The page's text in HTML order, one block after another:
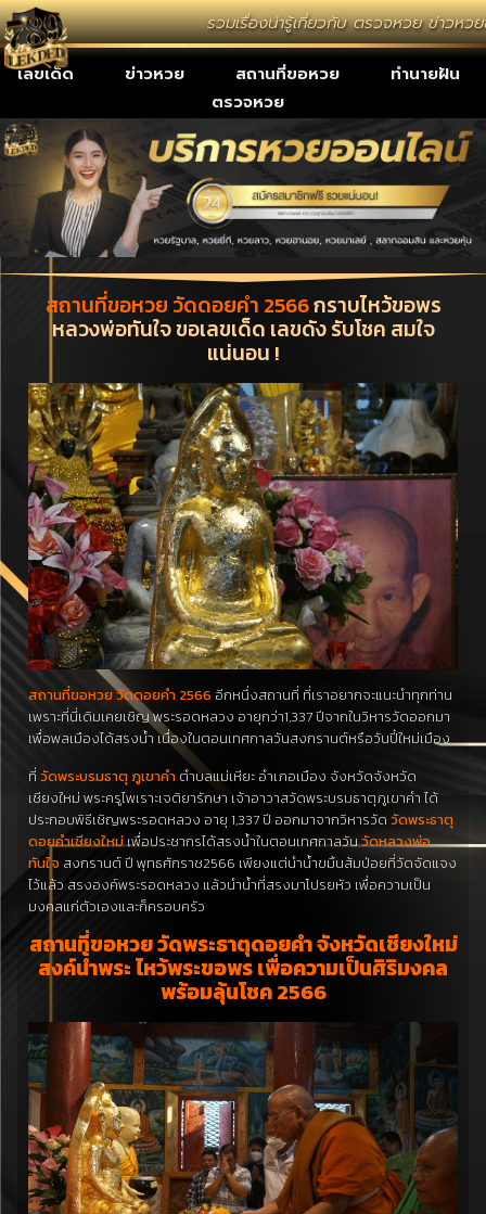
รวมเรื่องน่ารู้เกี่ยวกับ ตรวจหวย ข่าวหวย
เลขเด็ด ข่าวหวย สถานที่ขอหวย
ทำนายฝัน
ตรวจหวย
สถานที่ขอหวย วัดดอยคำ 2566กราบไหว้ขอพร
หลวงพ่อทันใจ ขอเลขเด็ด เลขดัง รับโชค สมใจ
แน่นอน !
สถานที่ขอหวย วัดดอยคำ 2566 อีกหนึ่งสถานที่ ที่เราอยากจะแนะนำทุกท่าน
เพราะที่นี่เดิมเคยเชิญ พระรอดหลวง อายุกว่า1,337 ปีจากในวิหารวัดออกมา
เพื่อพลเมืองได้สรงน้ำ เนื่องในตอนเทศกาลวันสงกรานต์หรือวันปี๋ใหม่เมือง
ที่ วัดพระบรมธาตุภูเขาคำ ตำบลแม่เหียะ อำเภอเมือง จังหวัดจังหวัด
เชียงใหม่ พระครูไพเราะเจติยารักษา เจ้าอาวาสวัดพระบรมธาตุภูเขาคำ ได้
ประกอบพิธีเชิญพระรอดหลวง อายุ 1,337ปี ออกมาจากวิหารวัด วัดพระธาตุ
ดอยคำเชียงใหม่เพื่อประชากรได้สรงน้ำในตอนเทศกาลวันวัดหลวงพ่อ
ทันใจ สงกรานต์ปี พุทธศักราช2566 เพียงแต่นำน้ำขมิ้นส้มป่อยที่วัดจัดแจง
ไว้แล้ว สรงองค์พระรอดหลวง แล้วนำน้ำที่สรงมาโปรยหัว เพื่อความเป็น
มงคลแก่ตัวเองและก็ครอบครัว
สถานที่ขอหวย วัดพระธาตุดอยคำ จังหวัดเชียงใหม่
สงค์น้ำพระ ไหว้พระขอพร เพื่อความเป็นศิริมงคล
พร้อมลุ้นโชค 2566